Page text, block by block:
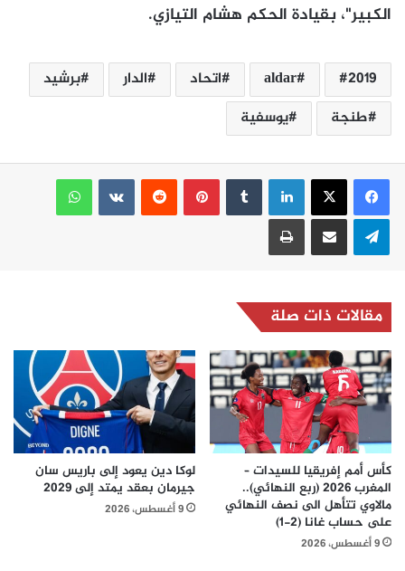
الكبير"، بقيادة الحكم هشام التيازي.
2019
aldar اتحاد الدار
برشيد
طنجة
يوسفية
لينكدإن بينتيريست
واتساب
تيلقرام مشاركة عبر البريد طباعة
مقالات ذات صلة
كأس أمم إفريقيا للسيدات –
المغرب 2026 (ربع النهائي)..
مالاوي تتأهل الى نصف النهائي
على حساب غانا (2-1)
9 أغسطس، 2026
لوكا دين يعود إلى باريس سان
جيرمان بعقد يمتد إلى 2029
9 أغسطس، 2026